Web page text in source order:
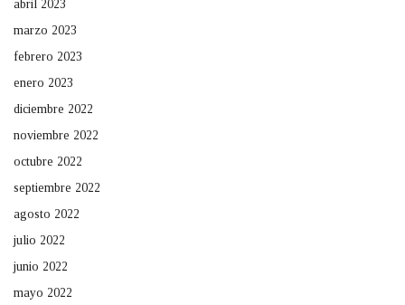
abril 2023
marzo 2023
febrero 2023
enero 2023
diciembre 2022
noviembre 2022
octubre 2022
septiembre 2022
agosto 2022
julio 2022
junio 2022
mayo 2022